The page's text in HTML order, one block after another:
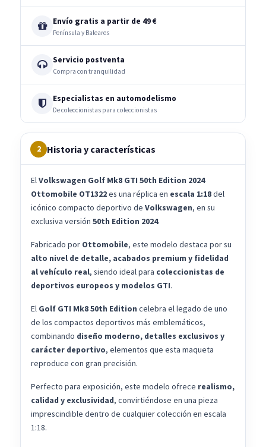
Envío gratis a partir de 49 €
Península y Baleares
Servicio postventa
Compra con tranquilidad
Especialistas en automodelismo
De coleccionistas para coleccionistas
2 Historia y características
El Volkswagen Golf Mk8 GTI 50th Edition 2024
Ottomobile OT1322es una réplica en escala 1:18del
icónico compacto deportivo de Volkswagen, en su
exclusiva versión 50th Edition 2024.
Fabricado por Ottomobile, este modelo destaca por su
alto nivel de detalle, acabados premium y fidelidad
al vehículo real, siendo ideal para coleccionistas de
deportivos europeos y modelos GTI.
El Golf GTI Mk8 50th Edition celebra el legado de uno
de los compactos deportivos más emblemáticos,
combinando diseño moderno, detalles exclusivos y
carácter deportivo, elementos que esta maqueta
reproduce con gran precisión.
Perfecto para exposición, este modelo ofrece realismo,
calidad y exclusividad, convirtiéndose en una pieza
imprescindible dentro de cualquier colección en escala
1:18.